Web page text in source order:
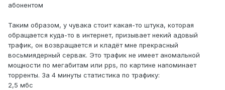
абонентом
Таким образом, у чувака стоит какая-то штука, которая
обращается куда-то в интернет, призывает некий адовый
трафик, он возвращается и кладёт мне прекрасный
восьмиядерный сервак. Это трафик не имеет аномальной
мощности по мегабитам или pps, по картине напоминает
торренты. За 4 минуты статистика по трафику:
2,5 мбс